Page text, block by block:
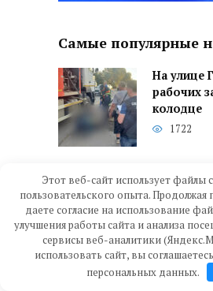
Самые популярные
На улице
рабочих
колодце
1722
Аткарска
612
Этот веб-сайт использует файлы
пользовательского опыта. Продолжая
даете согласие на использование
улучшения работы сайта и анализа
сервисы веб-аналитики
использовать сайт, вы
персональных данных.